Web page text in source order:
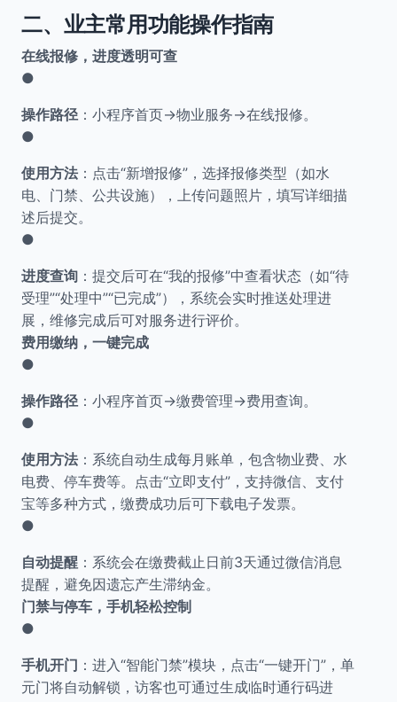
二、业主常用功能操作指南
在线报修，进度透明可查
●
操作路径：小程序首页→物业服务→在线报修。
●
使用方法 ：点击“新增报修”，选择报修类型（如水
电、门禁、公共设施），上传问题照片，填写详细描
述后提交。
●
进度查询 ：提交后可在“我的报修”中查看状态（如“待
受理”“处理中”“已完成”），系统会实时推送处理进
展，维修完成后可对服务进行评价。
费用缴纳，一键完成
●
操作路径：小程序首页→缴费管理→费用查询。
●
使用方法 ：系统自动生成每月账单，包含物业费、水
电费、停车费等。点击“立即支付”，支持微信、支付
宝等多种方式，缴费成功后可下载电子发票。
●
自动提醒 ：系统会在缴费截止日前3天通过微信消息
提醒，避免因遗忘产生滞纳金。
门禁与停车，手机轻松控制
●
手机开门 ：进入“智能门禁”模块，点击“一键开门”，单
元门将自动解锁，访客也可通过生成临时通行码进